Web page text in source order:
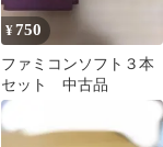
¥750
ファミコンソフト３本
セット 中古品